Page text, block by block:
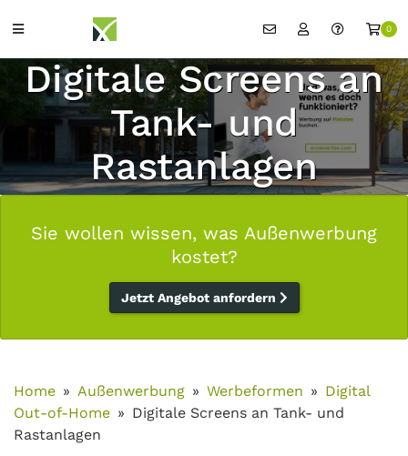
0
Digitale Screens an
Tank- und
Rastanlagen
Sie wollen wissen, was Außenwerbung
kostet?
Jetzt Angebot anfordern
Home Außenwerbung Werbeformen
Digital
Out-of-Home
Digitale Screens an Tank- und
Rastanlagen